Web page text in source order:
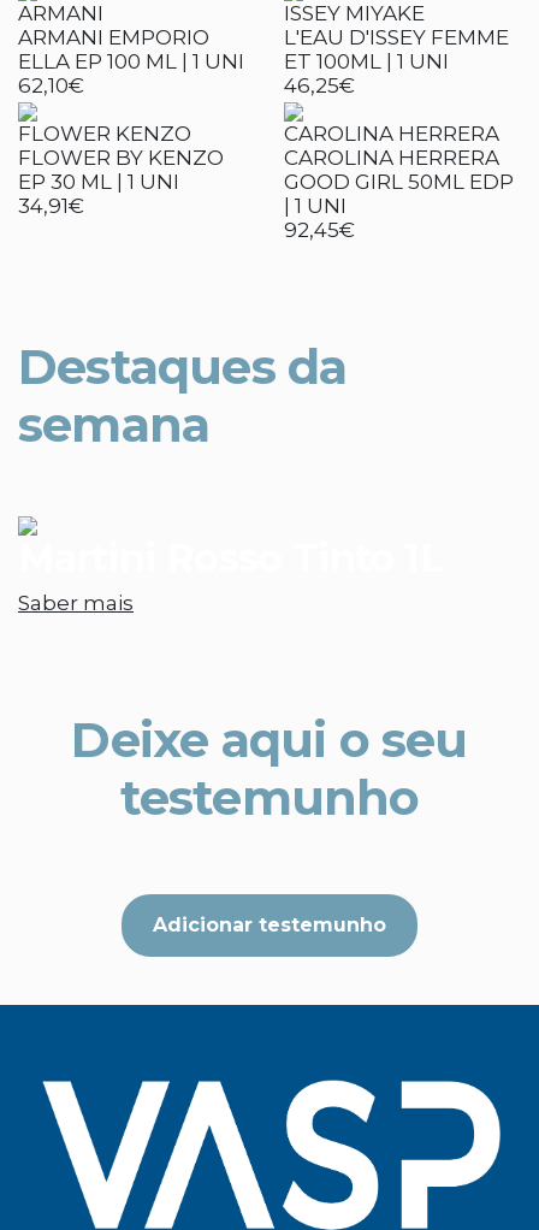
ARMANI
ARMANI EMPORIO
ELLA EP 100 ML | 1 UNI
62,10€
ISSEY MIYAKE
L'EAU D'ISSEY FEMME
ET 100ML | 1 UNI
46,25€
FLOWER KENZO
FLOWER BY KENZO
EP 30 ML | 1 UNI
34,91€
CAROLINA HERRERA
CAROLINA HERRERA
GOOD GIRL 50ML EDP
| 1 UNI
92,45€
Destaques da
semana
Saber mais
Deixe aqui o seu
testemunho
Adicionar testemunho